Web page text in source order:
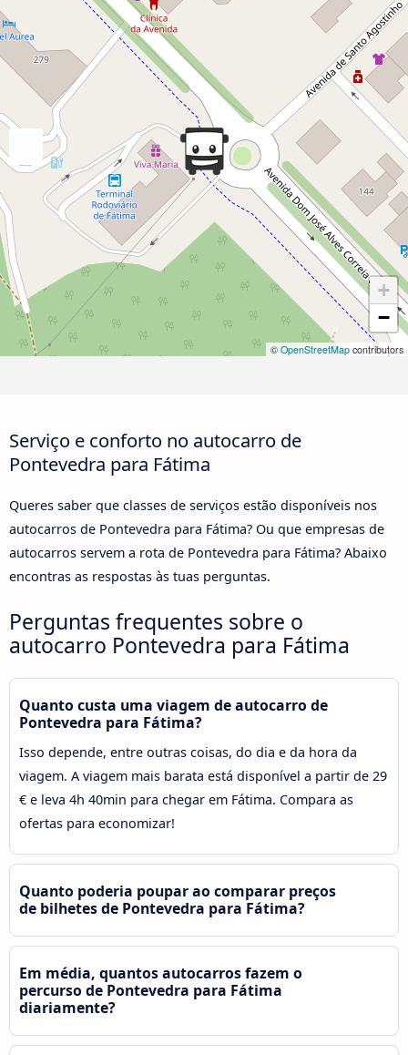
+
−
© OpenStreetMap contributors
Serviço e conforto no autocarro de
Pontevedra para Fátima
Queres saber que classes de serviços estão disponíveis nos
autocarros de Pontevedra para Fátima? Ou que empresas de
autocarros servem a rota de Pontevedra para Fátima? Abaixo
encontras as respostas às tuas perguntas.
Perguntas frequentes sobre o
autocarro Pontevedra para Fátima
Quanto custa uma viagem de autocarro de
Pontevedra para Fátima?
Isso depende, entre outras coisas, do dia e da hora da
viagem. A viagem mais barata está disponível a partir de 29
€ e leva 4h 40min para chegar em Fátima. Compara as
ofertas para economizar!
Quanto poderia poupar ao comparar preços
de bilhetes de Pontevedra para Fátima?
Em média, quantos autocarros fazem o
percurso de Pontevedra para Fátima
diariamente?